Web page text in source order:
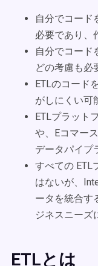
自分でコード
必要であり、
自分でコード
どの考慮も必
ETLのコード
がしにくい可
ETLプラット
や、Eコマー
データパイプ
すべての ETL
はないが、
ータを統合す
ジネスニーズ
ETLとは